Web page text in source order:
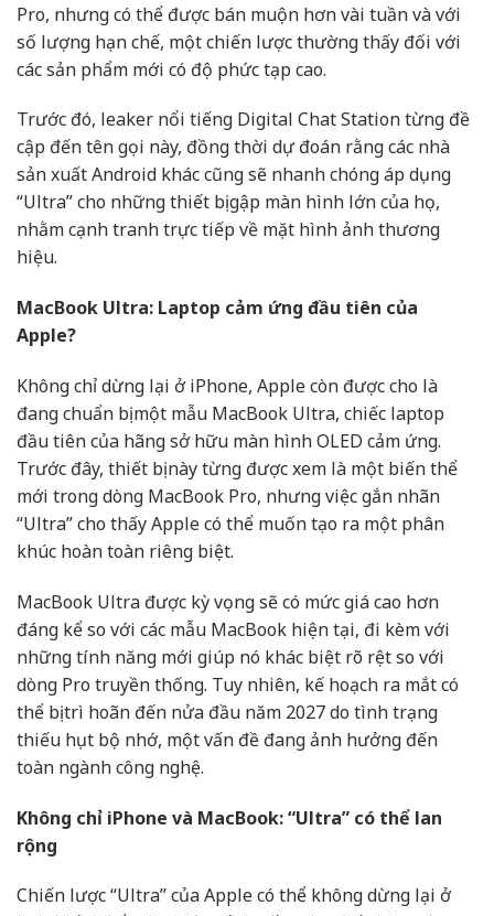
Pro, nhưng có thể được bán muộn hơn vài tuần và với
số lượng hạn chế, một chiến lược thường thấy đối với
các sản phẩm mới có độ phức tạp cao.
Trước đó, leaker nổi tiếng Digital Chat Station từng đề
cập đến tên gọi này, đồng thời dự đoán rằng các nhà
sản xuất Android khác cũng sẽ nhanh chóng áp dụng
“Ultra” cho những thiết bị gập màn hình lớn của họ,
nhằm cạnh tranh trực tiếp về mặt hình ảnh thương
hiệu.
MacBook Ultra: Laptop cảm ứng đầu tiên của
Apple?
Không chỉ dừng lại ở iPhone, Apple còn được cho là
đang chuẩn bị một mẫu MacBook Ultra, chiếc laptop
đầu tiên của hãng sở hữu màn hình OLED cảm ứng.
Trước đây, thiết bị này từng được xem là một biến thể
mới trong dòng MacBook Pro, nhưng việc gắn nhãn
“Ultra” cho thấy Apple có thể muốn tạo ra một phân
khúc hoàn toàn riêng biệt.
MacBook Ultra được kỳ vọng sẽ có mức giá cao hơn
đáng kể so với các mẫu MacBook hiện tại, đi kèm với
những tính năng mới giúp nó khác biệt rõ rệt so với
dòng Pro truyền thống. Tuy nhiên, kế hoạch ra mắt có
thể bị trì hoãn đến nửa đầu năm 2027 do tình trạng
thiếu hụt bộ nhớ, một vấn đề đang ảnh hưởng đến
toàn ngành công nghệ.
Không chỉ iPhone và MacBook: “Ultra” có thể lan
rộng
Chiến lược “Ultra” của Apple có thể không dừng lại ở